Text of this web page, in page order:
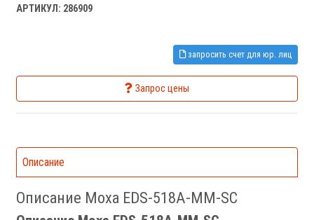
АРТИКУЛ: 286909
запросить счет для юр. лиц
Запрос цены
Описание
Описание Moxa EDS-518A-MM-SC